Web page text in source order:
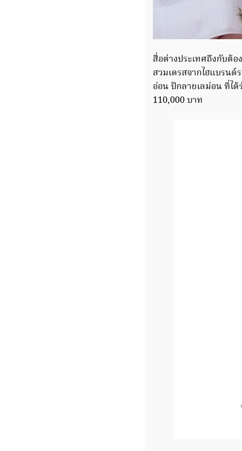
สื่อต่างประเทศถึงกับต้
สวมเดรสจากไฮแบรนด์
อ่อน ปักลายเลม่อน ที่ไ
110,000 บาท